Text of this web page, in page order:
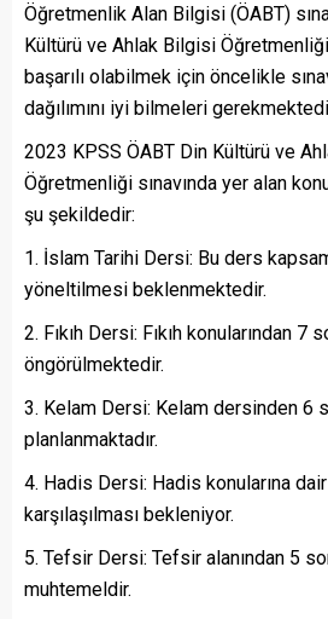
Öğretmenlik Alan Bilgisi (ÖABT)
Kültürü ve Ahlak Bilgisi Öğretmenliği
başarılı olabilmek için öncelikle
dağılımını iyi bilmeleri
2023 KPSS ÖABT Din Kültürü ve
Öğretmenliği sınavında yer alan
şu şekildedir:
İslam Tarihi Dersi: Bu ders
yöneltilmesi beklenmektedir.
Fıkıh Dersi: Fıkıh konularından 7
öngörülmektedir.
Kelam Dersi: Kelam dersinden 6
planlanmaktadır.
Hadis Dersi: Hadis konularına
karşılaşılması bekleniyor.
Tefsir Dersi: Tefsir alanından 5
muhtemeldir.